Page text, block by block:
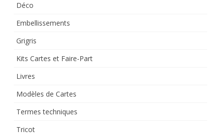
Déco
Embellissements
Grigris
Kits Cartes et Faire-Part
Livres
Modèles de Cartes
Termes techniques
Tricot